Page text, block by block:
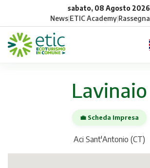
sabato, 08 Agosto 2026
News|ETIC Academy|
Lavinaio
💼 Scheda Impresa
Aci Sant'Antonio (CT)